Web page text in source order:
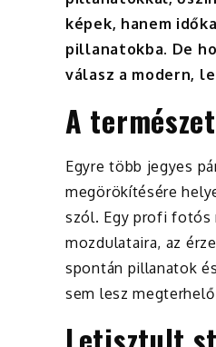
képek, hanem
pillanatokba. De
válasz a modern,
A
Egyre több jegyes
megörökítésére
szól. Egy profi fotós
mozdulataira, az
spontán pillanatok
sem lesz